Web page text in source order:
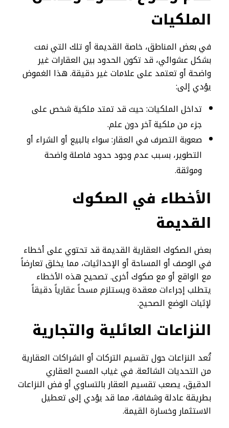
الملكيات
في بعض المناطق، خاصة القديمة أو تلك التي نمت
بشكل عشوائي، قد تكون الحدود بين العقارات غير
واضحة أو تعتمد على علامات غير دقيقة. هذا الغموض
يؤدي إلى:
تداخل الملكيات: حيث قد تمتد ملكية شخص على
جزء من ملكية آخر دون علم.
صعوبة التصرف في العقار: سواء بالبيع أو الشراء أو
التطوير، بسبب عدم وجود حدود فاصلة واضحة
وموثقة.
الأخطاء في الصكوك
القديمة
بعض الصكوك العقارية القديمة قد تحتوي على أخطاء
في الوصف أو المساحة أو الإحداثيات، مما يخلق تعارضاً
مع الواقع أو مع صكوك أخرى. تصحيح هذه الأخطاء
يتطلب إجراءات معقدة ويستلزم مسحاً عقارياً دقيقاً
لإثبات الوضع الصحيح.
النزاعات العائلية والتجارية
تُعد النزاعات حول تقسيم التركات أو الشراكات العقارية
من التحديات الشائعة. في غياب المسح العقاري
الدقيق، يصعب تقسيم العقار بالتساوي أو فض النزاعات
بطريقة عادلة وشفافة، مما قد يؤدي إلى تعطيل
الاستثمار وخسارة القيمة.